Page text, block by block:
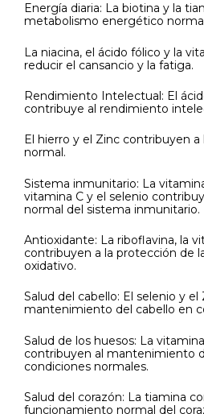
Energía diaria: La biotina y la
metabolismo energético
La niacina, el ácido fólico y la
reducir el cansancio y la fatiga.
Rendimiento Intelectual: El
contribuye al rendimiento
El hierro y el Zinc contribuyen
normal.
Sistema inmunitario: La
vitamina C y el selenio
normal del sistema inmunitario.
Antioxidante: La riboflavina, la
contribuyen a la protección de
oxidativo.
Salud del cabello: El selenio y
mantenimiento del cabello en
Salud de los huesos: La
contribuyen al mantenimiento
condiciones normales.
Salud del corazón: La tiamina
funcionamiento normal del